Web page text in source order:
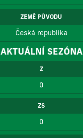
ZEMĚ PŮVODU
Česká republika
AKTUÁLNÍ SEZÓNA
Z
0
ZS
0